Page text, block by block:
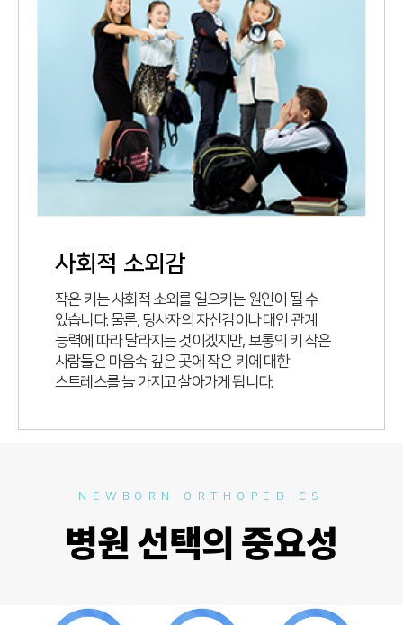
사회적 소외감
작은 키는 사회적 소외를 일으키는 원인이 될 수
있습니다. 물론, 당사자의 자신감이나 대인 관계
능력에 따라 달라지는 것이겠지만, 보통의 키 작은
사람들은 마음속 깊은 곳에 작은 키에 대한
스트레스를 늘 가지고 살아가게 됩니다.
NEWBORN ORTHOPEDICS
병원 선택의 중요성